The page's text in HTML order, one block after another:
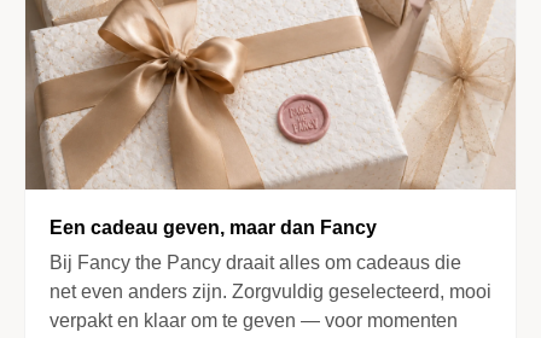
Een cadeau geven, maar dan Fancy
Bij Fancy the Pancy draait alles om cadeaus die
net even anders zijn. Zorgvuldig geselecteerd, mooi
verpakt en klaar om te geven — voor momenten